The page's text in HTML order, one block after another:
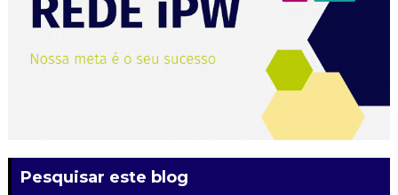
Pesquisar este blog